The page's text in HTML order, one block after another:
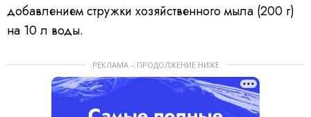
добавлением стружки хозяйственного мыла (200 г)
на 10 л воды.
РЕКЛАМА – ПРОДОЛЖЕНИЕ НИЖЕ